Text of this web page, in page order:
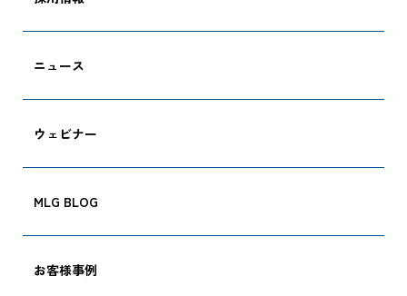
ニュース
ウェビナー
MLG BLOG
お客様事例